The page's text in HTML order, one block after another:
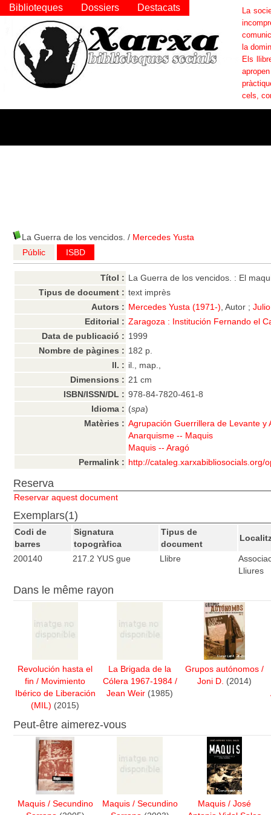
La Guerra de los vencidos. / Mercedes Yusta
Públic
ISBD
Títol : La Guerra de los vencidos. : El
Tipus de document : text imprès
Autors : Mercedes Yusta (1971-) , Autor ;
Editorial : Zaragoza : Institución Fernando el
Data de publicació : 1999
Nombre de pàgines : 182 p.
ll. : il., map.,
Dimensions : 21 cm
ISBN/ISSN/DL : 978-84-7820-461-8
Idioma : (spa)
Matèries : Agrupación Guerrillera de Levante y
Anarquisme -- Maquis
Maquis -- Aragó
Permalink : http://cataleg.xarxabibliosocials.org/
Reserva
Reservar aquest document
Exemplars(1)
Codi de
barres
Signatura
topogràfica
Tipus de
document
200140 217.2 YUS gue Llibre
Lliures
Dans le même rayon
Revolución hasta el
fin / Movimiento
Ibérico de Liberación
(MIL) (2015)
La Brigada de la
Cólera 1967-1984/
Jean Weir (1985)
Grupos autónomos /
Joni D. (2014)
Peut-être aimerez-vous
Maquis/ Secundino
Maquis/ Secundino
Maquis / José
La
la
Els
cels,
Biblioteques Dossiers Destacats